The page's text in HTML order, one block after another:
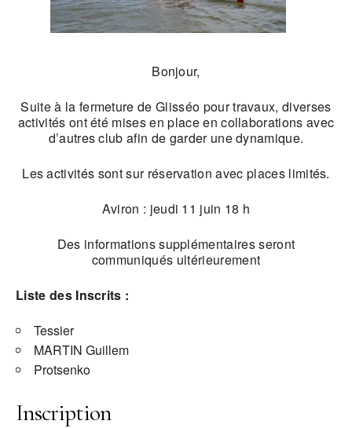
Bonjour,
Suite à la fermeture de Glisséo pour travaux, diverses
activités ont été mises en place en collaborations avec
d’autres club afin de garder une dynamique.
Les activités sont sur réservation avec places limités.
Aviron : jeudi 11 juin 18 h
Des informations supplémentaires seront
communiqués ultérieurement
Liste des Inscrits :
Tessier
MARTIN Guillem
Protsenko
Inscription